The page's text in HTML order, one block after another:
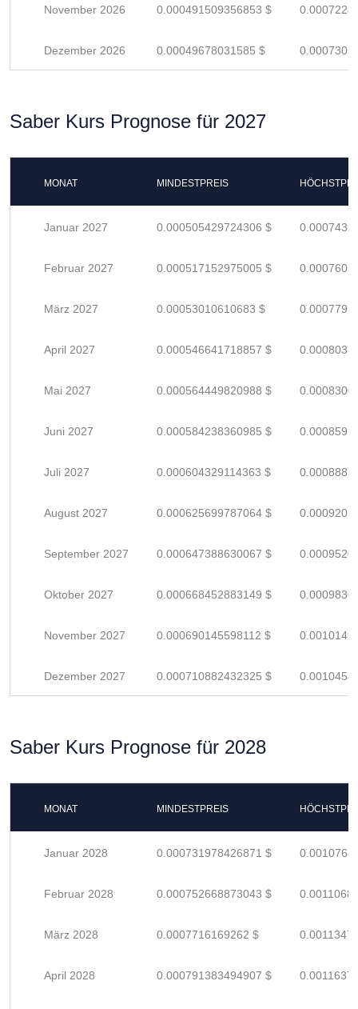
November 2026 0.000491509356853 $
Dezember 2026 0.00049678031585 $
Saber Kurs Prognose für 2027
MONAT MINDESTPREIS
Januar 2027 0.000505429724306 $
Februar 2027 0.000517152975005 $
März 2027 0.00053010610683 $
April 2027 0.000546641718857 $
Mai 2027 0.000564449820988 $
Juni 2027 0.000584238360985 $
Juli 2027 0.000604329114363 $
August 2027 0.000625699787064 $
September 2027 0.000647388630067 $
Oktober 2027 0.000668452883149 $
November 2027 0.000690145598112 $
Dezember 2027 0.000710882432325 $
Saber Kurs Prognose für 2028
MONAT MINDESTPREIS
Januar 2028 0.000731978426871 $
Februar 2028 0.000752668873043 $
März 2028 0.0007716169262 $
April 2028 0.000791383494907 $